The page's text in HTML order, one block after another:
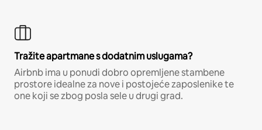
Tražite apartmane s dodatnim uslugama?
Airbnb ima u ponudi dobro opremljene stambene
prostore idealne za nove i postojeće zaposlenike te
one koji se zbog posla sele u drugi grad.